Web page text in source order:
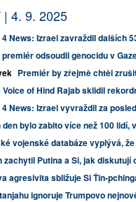
4. 9. 2025
4 News: Izrael zavraždil dalších
odsoudil genocidu v
Premiér by zřejmě chtěl
Voice of Hind Rajab sklidil
News: Izrael vyvraždil za
den bylo zabito více než 100 lidí,
vojenské databáze vyplývá,
zachytil Putina a Si, jak diskutují
agresivita sbližuje Si Ťin-
ignoruje Trumpovo